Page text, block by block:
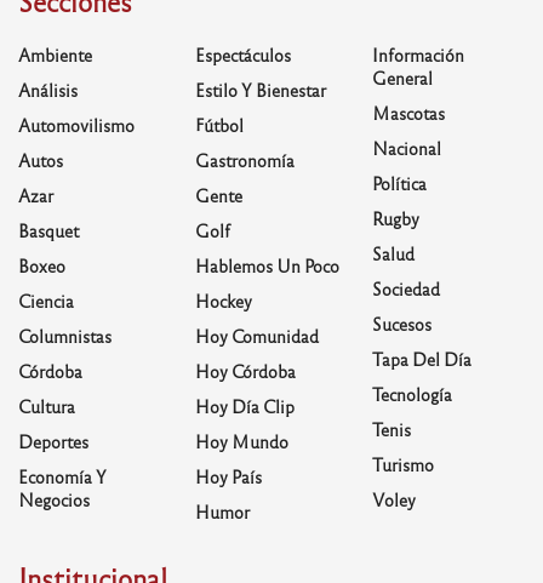
Ambiente
Análisis
Automovilismo
Autos
Azar
Basquet
Boxeo
Ciencia
Columnistas
Córdoba
Cultura
Deportes
Economía Y
Negocios
Espectáculos
Estilo Y Bienestar
Fútbol
Gastronomía
Gente
Golf
Hablemos Un Poco
Hockey
Hoy Comunidad
Hoy Córdoba
Hoy Día Clip
Hoy Mundo
Hoy País
Humor
Información
General
Mascotas
Nacional
Política
Rugby
Salud
Sociedad
Sucesos
Tapa Del Día
Tecnología
Tenis
Turismo
Voley